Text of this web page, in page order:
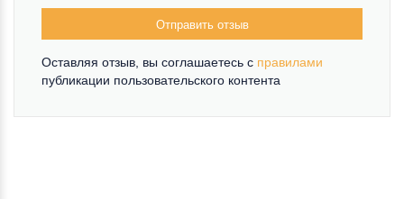
Отправить отзыв
Оставляя отзыв, вы соглашаетесь c правилами
публикации пользовательского контента